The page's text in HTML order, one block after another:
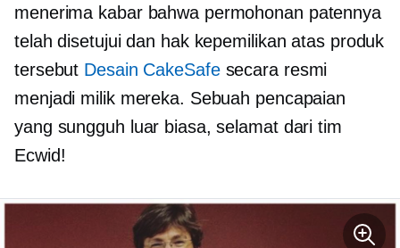
menerima kabar bahwa permohonan patennya
telah disetujui dan hak kepemilikan atas produk
tersebut Desain CakeSafesecara resmi
menjadi milik mereka. Sebuah pencapaian
yang sungguh luar biasa, selamat dari tim
Ecwid!